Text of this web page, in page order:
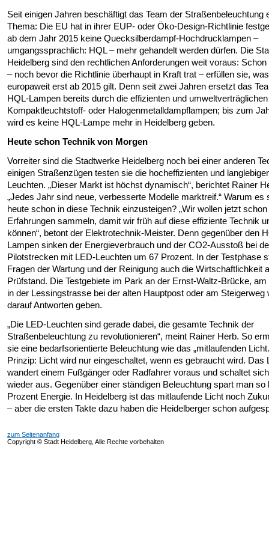
Seit einigen Jahren beschäftigt das Team der Straßenbeleuchtung
Thema: Die EU hat in ihrer EUP- oder Öko-Design-Richtlinie
ab dem Jahr 2015 keine Quecksilberdampf-Hochdrucklampen –
umgangssprachlich: HQL – mehr gehandelt werden dürfen. Die
Heidelberg sind den rechtlichen Anforderungen weit voraus: Schon
– noch bevor die Richtlinie überhaupt in Kraft trat – erfüllen sie, was
europaweit erst ab 2015 gilt. Denn seit zwei Jahren ersetzt das
HQL-Lampen bereits durch die effizienten und umweltverträglichen
Kompaktleuchtstoff- oder Halogenmetalldampflampen; bis zum
wird es keine HQL-Lampe mehr in Heidelberg geben.
Heute schon Technik von Morgen
Vorreiter sind die Stadtwerke Heidelberg noch bei einer anderen
einigen Straßenzügen testen sie die hocheffizienten und
Leuchten. „Dieser Markt ist höchst dynamisch“, berichtet Rainer
„Jedes Jahr sind neue, verbesserte Modelle marktreif.“ Warum es
heute schon in diese Technik einzusteigen? „Wir wollen jetzt schon
Erfahrungen sammeln, damit wir früh auf diese effiziente Technik
können“, betont der Elektrotechnik-Meister. Denn gegenüber den
Lampen sinken der Energieverbrauch und der CO2-Ausstoß bei
Pilotstrecken mit LED-Leuchten um 67 Prozent. In der Testphase
Fragen der Wartung und der Reinigung auch die Wirtschaftlichkeit
Prüfstand. Die Testgebiete im Park an der Ernst-Waltz-Brücke,
in der Lessingstrasse bei der alten Hauptpost oder am Steigerweg
darauf Antworten geben.
„Die LED-Leuchten sind gerade dabei, die gesamte Technik der
Straßenbeleuchtung zu revolutionieren“, meint Rainer Herb. So
sie eine bedarfsorientierte Beleuchtung wie das „mitlaufenden
Prinzip: Licht wird nur eingeschaltet, wenn es gebraucht wird. Das
wandert einem Fußgänger oder Radfahrer voraus und schaltet
wieder aus. Gegenüber einer ständigen Beleuchtung spart man so
Prozent Energie. In Heidelberg ist das mitlaufende Licht noch
– aber die ersten Takte dazu haben die Heidelberger schon
zum Seitenanfang
Copyright © Stadt Heidelberg, Alle Rechte vorbehalten